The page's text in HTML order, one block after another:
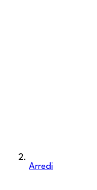
Arredi